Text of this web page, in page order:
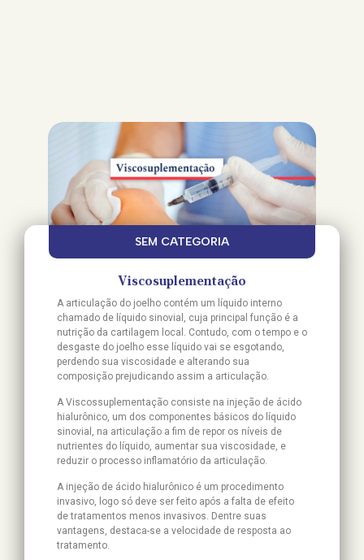
SEM CATEGORIA
Viscosuplementação
A articulação do joelho contém um líquido interno
chamado de líquido sinovial, cuja principal função é a
nutrição da cartilagem local. Contudo, com o tempo e o
desgaste do joelho esse líquido vai se esgotando,
perdendo sua viscosidade e alterando sua
composição prejudicando assim a articulação.
A Viscossuplementação consiste na injeção de ácido
hialurônico, um dos componentes básicos do líquido
sinovial, na articulação a fim de repor os níveis de
nutrientes do líquido, aumentar sua viscosidade, e
reduzir o processo inflamatório da articulação.
A injeção de ácido hialurônico é um procedimento
invasivo, logo só deve ser feito após a falta de efeito
de tratamentos menos invasivos. Dentre suas
vantagens, destaca-se a velocidade de resposta ao
tratamento.